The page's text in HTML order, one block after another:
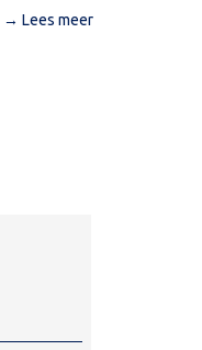
→ Lees meer